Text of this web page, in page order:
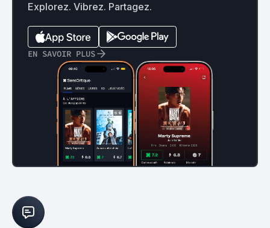
Explorez. Vibrez. Partagez.
EN SAVOIR PLUS